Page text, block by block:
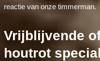
reactie van onze timmerman.
Vrijblijvende
houtrot